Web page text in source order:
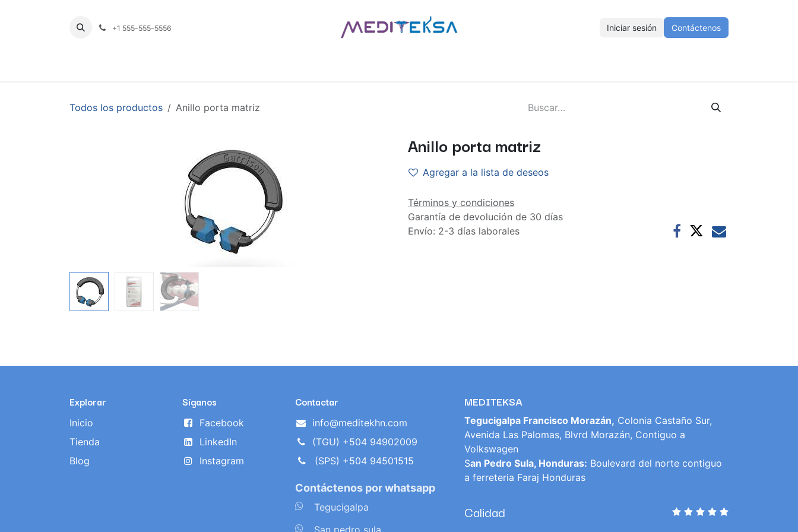
+1 555-555-5556 Iniciar sesión Contáctenos
Todos los productos Anillo porta matriz
Anillo porta matriz
Agregar a la lista de deseos
Términos y condiciones
Garantía de devolución de 30 días
Envío: 2-3 días laborales
Explorar
Inicio
Tienda
Blog
Síganos
Facebook
LinkedIn
Instagram
Contactar
info@meditekhn.com
(TGU) +504 94902009
(SPS) +504 94501515
Contáctenos por whatsapp
Tegucigalpa
San pedro sula
MEDITEKSA
Tegucigalpa Francisco Morazán, Colonia Castaño Sur,
Avenida Las Palomas, Blvrd Morazán, Contiguo a
Volkswagen
San Pedro Sula, Honduras: Boulevard del norte contiguo
a ferreteria Faraj Honduras
Calidad